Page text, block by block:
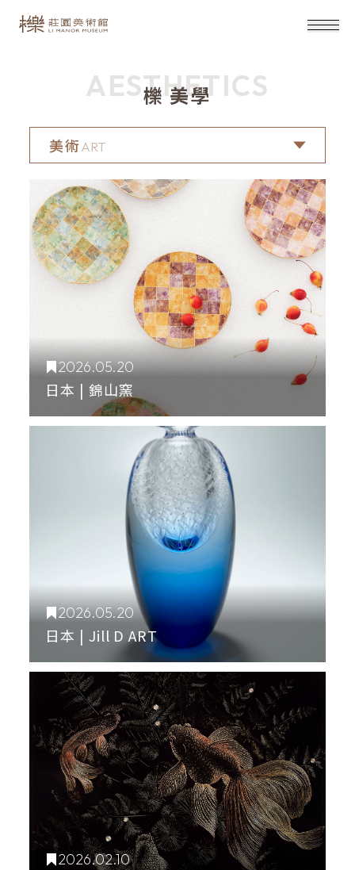
AESTHETICS
櫟 美學
美術ART
2026.05.20
日本 | 錦山窯
2026.05.20
日本 | Jill D ART
2026.02.10